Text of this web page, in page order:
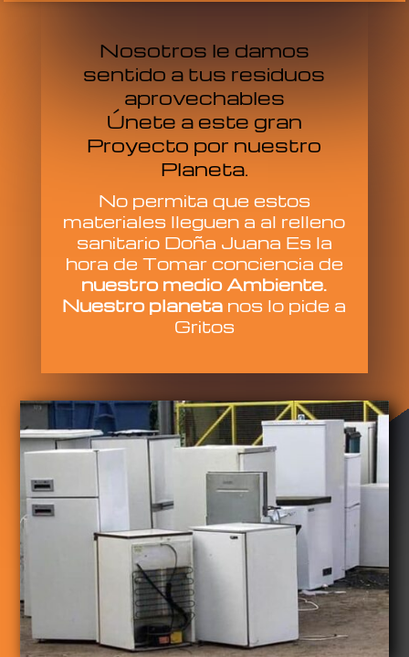
Nosotros le damos
sentido a tus residuos
aprovechables
Únete a este gran
Proyecto por nuestro
Planeta.
No permita que estos
materiales lleguen a al relleno
sanitario Doña Juana Es la
hora de Tomar conciencia de
nuestro medio Ambiente.
Nuestro planeta nos lo pide a
Gritos